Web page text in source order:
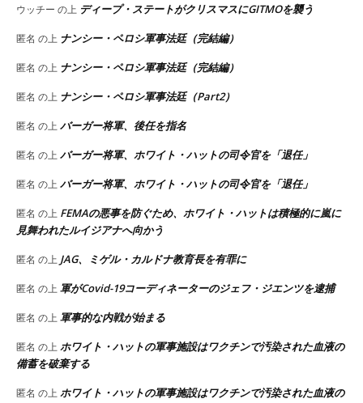
ウッチー の上 ディープ・ステートがクリスマスにGITMOを襲う
匿名 の上 ナンシー・ペロシ軍事法廷（完結編）
匿名 の上 ナンシー・ペロシ軍事法廷（完結編）
匿名 の上 ナンシー・ペロシ軍事法廷（Part2）
匿名 の上 バーガー将軍、後任を指名
匿名 の上 バーガー将軍、ホワイト・ハットの司令官を「退任」
匿名 の上 バーガー将軍、ホワイト・ハットの司令官を「退任」
匿名 の上 FEMAの悪事を防ぐため、ホワイト・ハットは積極的に嵐に
見舞われたルイジアナへ向かう
匿名 の上 JAG、ミゲル・カルドナ教育長を有罪に
匿名 の上 軍がCovid-19コーディネーターのジェフ・ジエンツを逮捕
匿名 の上 軍事的な内戦が始まる
匿名 の上 ホワイト・ハットの軍事施設はワクチンで汚染された血液の
備蓄を破棄する
匿名 の上 ホワイト・ハットの軍事施設はワクチンで汚染された血液の